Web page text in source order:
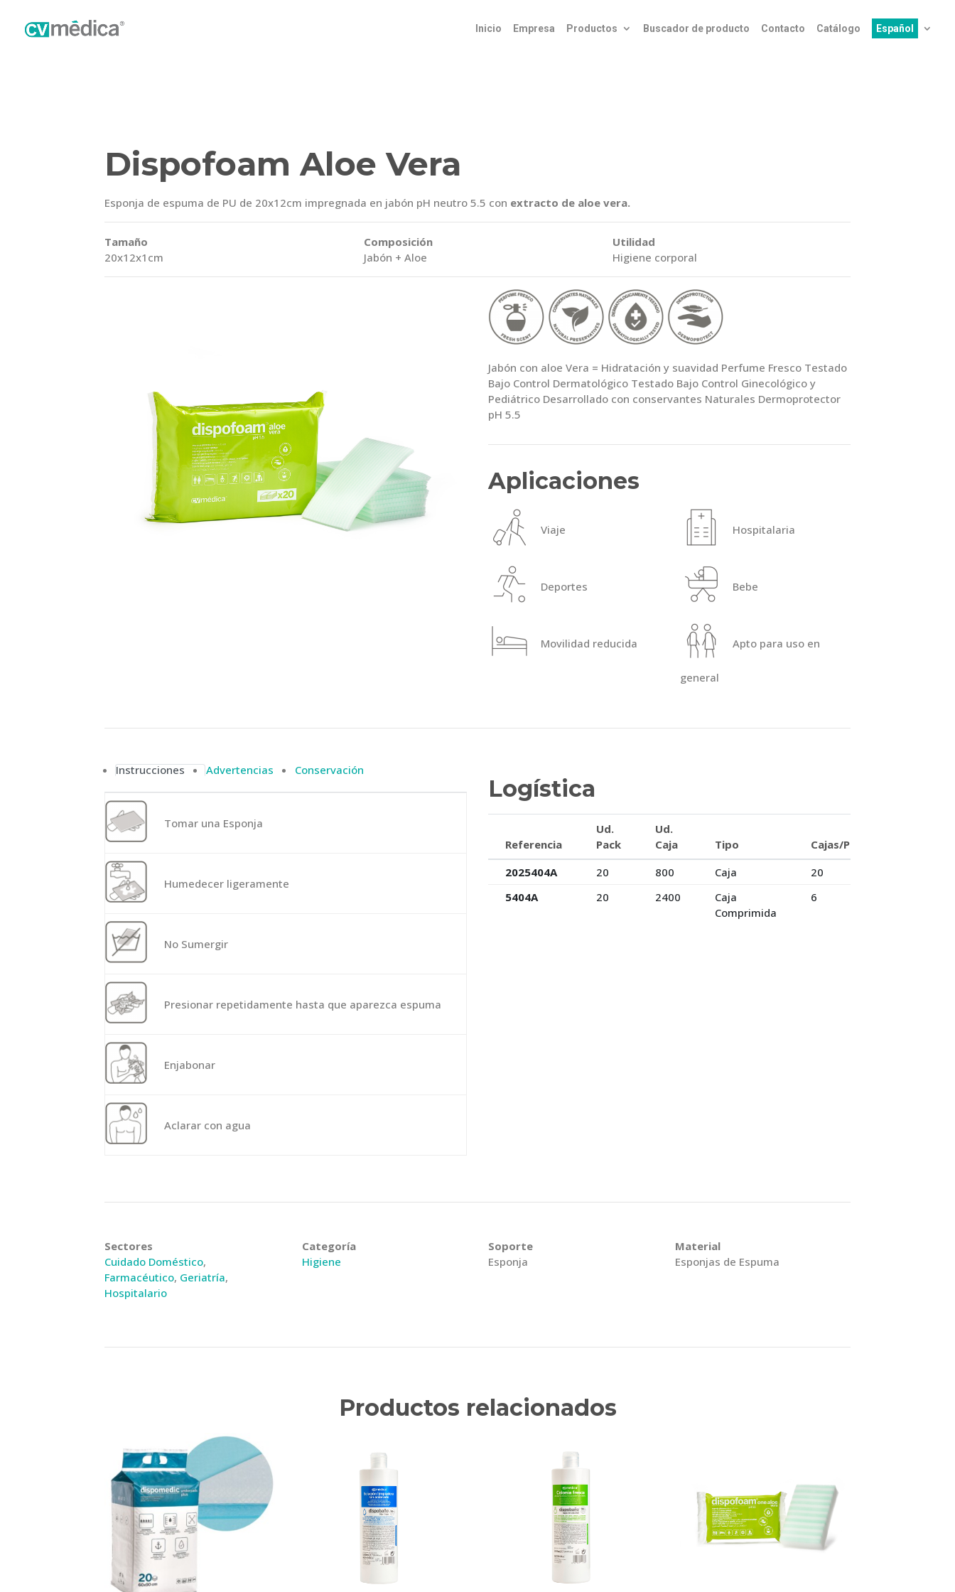
Inicio Empresa Productos Buscador de producto Contacto Catálogo Español
Dispofoam Aloe Vera
Esponja de espuma de PU de 20x12cm impregnada en jabón pH neutro 5.5 con extracto de aloe vera.
Tamaño
20x12x1cm
Composición
Jabón + Aloe
Utilidad
Higiene corporal
Jabón con aloe Vera = Hidratación y suavidad Perfume Fresco Testado
Bajo Control Dermatológico Testado Bajo Control Ginecológico y
Pediátrico Desarrollado con conservantes Naturales Dermoprotector
pH 5.5
Aplicaciones
Viaje Hospitalaria
Deportes Bebe
Movilidad reducida Apto para uso en
general
Instrucciones Advertencias Conservación
Tomar una Esponja
Humedecer ligeramente
No Sumergir
Presionar repetidamente hasta que aparezca espuma
Enjabonar
Aclarar con agua
Logística
Referencia
Ud.
Pack
Ud.
Caja
Tipo
Cajas/Palet
2025404A
20 800 Caja
20
5404A
20 2400
Caja
Comprimida
6
Sectores
Cuidado Doméstico,
Farmacéutico, Geriatría,
Hospitalario
Categoría
Higiene
Soporte
Esponja
Material
Esponjas de Espuma
Productos relacionados